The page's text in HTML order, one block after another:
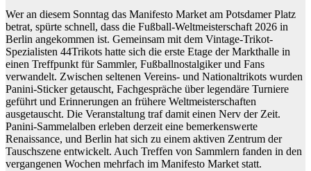
Wer an diesem Sonntag das Manifesto Market am Potsdamer Platz
betrat, spürte schnell, dass die Fußball-Weltmeisterschaft 2026 in
Berlin angekommen ist. Gemeinsam mit dem Vintage-Trikot-
Spezialisten 44Trikots hatte sich die erste Etage der Markthalle in
einen Treffpunkt für Sammler, Fußballnostalgiker und Fans
verwandelt. Zwischen seltenen Vereins- und Nationaltrikots wurden
Panini-Sticker getauscht, Fachgespräche über legendäre Turniere
geführt und Erinnerungen an frühere Weltmeisterschaften
ausgetauscht. Die Veranstaltung traf damit einen Nerv der Zeit.
Panini-Sammelalben erleben derzeit eine bemerkenswerte
Renaissance, und Berlin hat sich zu einem aktiven Zentrum der
Tauschszene entwickelt. Auch Treffen von Sammlern fanden in den
vergangenen Wochen mehrfach im Manifesto Market statt.